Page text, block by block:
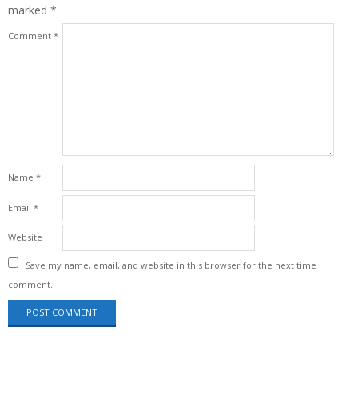
marked *
Comment *
Name *
Email *
Website
Save my name, email, and website in this browser for the next time I
comment.